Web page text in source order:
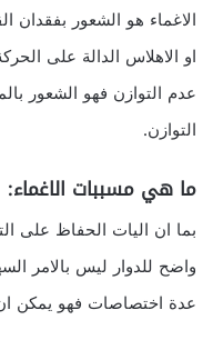
الاغماء هو الشعور بفقدان
او الاهلاس الدالة على
عدم التوازن فهو الشعور
التوازن.
ما هي مسببات الاغماء:
بما ان اليات الحفاظ على
واضح للدوار ليس بالامر
عدة اختصاصات فهو يمكن